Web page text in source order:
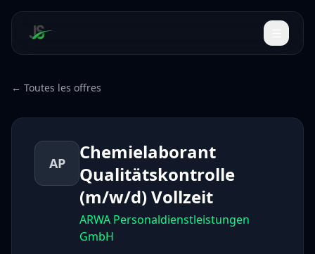
← Toutes les offres
AP
Chemielaborant
Qualitätskontrolle
(m/w/d) Vollzeit
ARWA Personaldienstleistungen
GmbH